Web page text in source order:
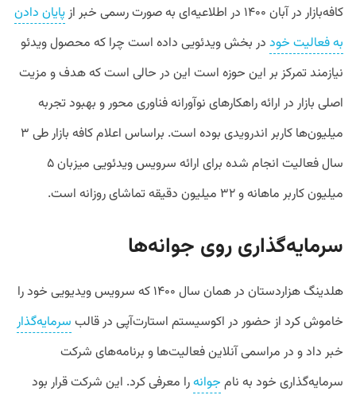
کافه‌بازار در آبان ۱۴۰۰ در اطلاعیه‌ای به صورت رسمی خبر از
پایان دادن
به فعالیت خود در بخش ویدئویی داده است چرا که محصول ویدئو
نیازمند تمرکز بر این حوزه است این در حالی است که هدف و مزیت
اصلی بازار در ارائه راهکارهای نوآورانه فناوری محور و بهبود تجربه
میلیون‌ها کاربر اندرویدی بوده است. براساس اعلام کافه بازار طی ۳
سال فعالیت انجام شده برای ارائه سرویس ویدئویی میزبان ۵
میلیون کاربر ماهانه و ۳۲ میلیون دقیقه تماشای روزانه است.
سرمایه‌گذاری روی جوانه‌ها
هلدینگ هزاردستان در همان سال ۱۴۰۰ که سرویس ویدیویی خود را
خاموش کرد از حضور در اکوسیستم استارت‌آپی در قالب سرمایه‌گذار
خبر داد و در مراسمی آنلاین فعالیت‌ها و برنامه‌های شرکت
سرمایه‌گذاری خود به نام جوانهرا معرفی کرد. این شرکت قرار بود